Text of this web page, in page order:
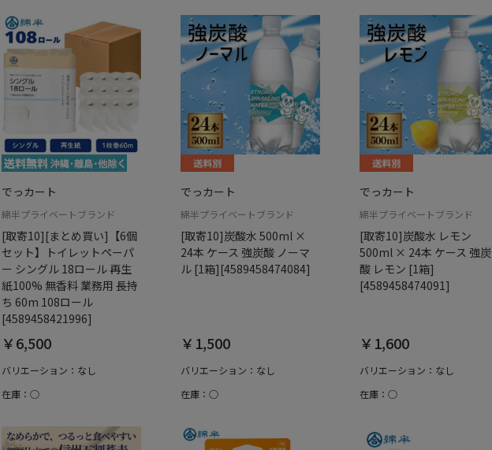
でっカート
綿半プライベートブランド
[取寄10][まとめ買い]【6個
セット】トイレットペーパ
ー シングル 18ロール 再生
紙100% 無香料 業務用 長持
ち 60m 108ロール
[4589458421996]
￥6,500
バリエーション：なし
在庫：○
でっカート
綿半プライベートブランド
[取寄10]炭酸水 500ml ×
24本 ケース 強炭酸 ノーマ
ル [1箱][4589458474084]
￥1,500
バリエーション：なし
在庫：○
でっカート
綿半プライベートブランド
[取寄10]炭酸水 レモン
500ml × 24本 ケース 強炭
酸 レモン [1箱]
[4589458474091]
￥1,600
バリエーション：なし
在庫：○